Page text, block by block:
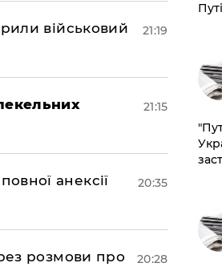
військовий
21:19
21:15
анексії
20:35
розмови про
20:28